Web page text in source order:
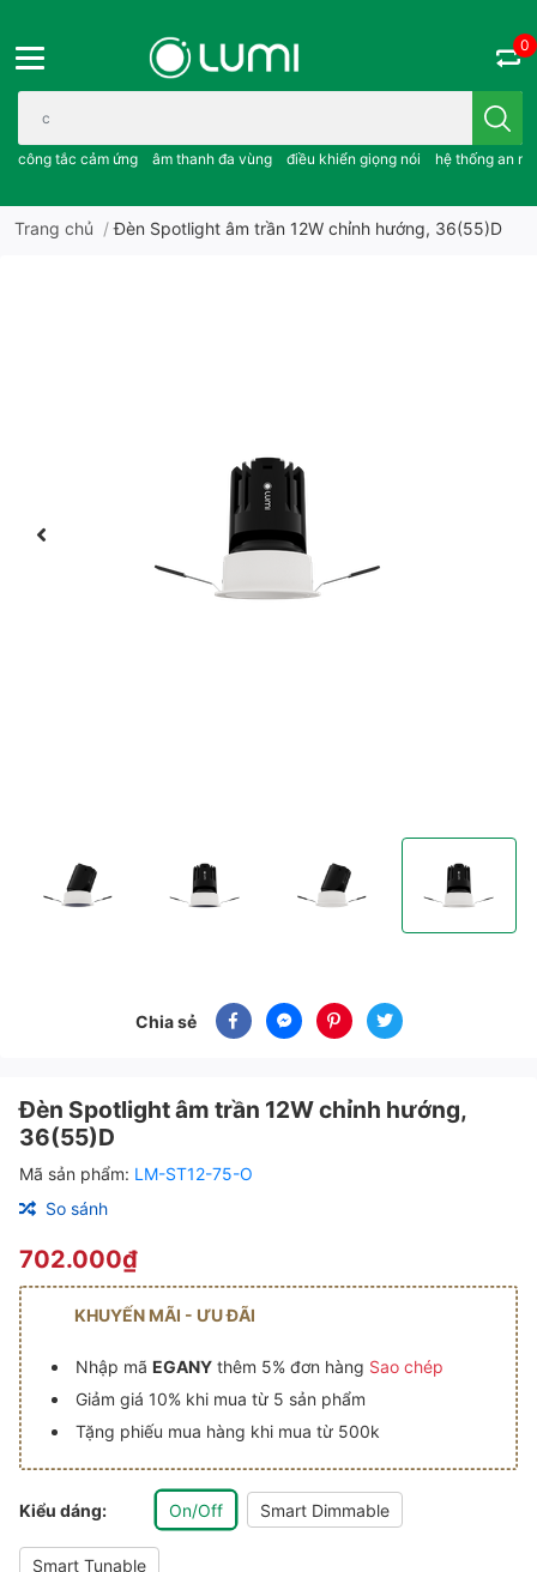
Bạn cần tìm gì..; công tắc cảm ứng..; âm thanh đa vùng ; điều
công tắc cảm ứng âm thanh đa vùng điều khiển giọng nói hệ thống an
0
Trang chủ /Đèn Spotlight âm trần 12W chỉnh hướng, 36(55)D
Chia sẻ
Đèn Spotlight âm trần 12W chỉnh hướng,
36(55)D
Mã sản phẩm: LM-ST12-75-O
So sánh
702.000₫
KHUYẾN MÃI - ƯU ĐÃI
Nhập mã EGANYthêm 5% đơn hàng Sao chép
Giảm giá 10% khi mua từ 5 sản phẩm
Tặng phiếu mua hàng khi mua từ 500k
Kiểu dáng: On/Off Smart Dimmable
Smart Tunable